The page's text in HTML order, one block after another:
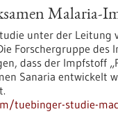
Malaria-
unter der Leitung
Forschergruppe des
dass der Impfstoff
Sanaria entwickelt
tuebinger-studie-